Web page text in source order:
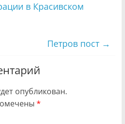
в Красивском
Петров пост →
опубликован.
*